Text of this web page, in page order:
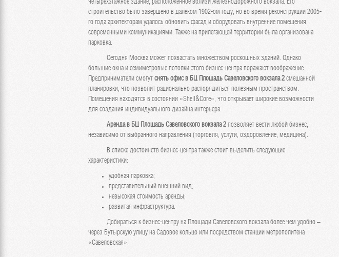
четырехэтажное здание, расположенное вблизи железнодорожного вокзала. Его
строительство было завершено в далеком 1902-ом году, но во время реконструкции 2005-
го года архитекторам удалось обновить фасад и оборудовать внутренние помещения
современными коммуникациями. Также на прилегающей территории была организована
парковка.
Сегодня Москва может похвастать множеством роскошных зданий. Однако
большие окна и семиметровые потолки этого бизнес-центра поражают воображение.
Предприниматели смогут снять офис в БЦ Площадь Савеловского вокзала 2 смешанной
планировки, что позволит рационально распорядиться полезным пространством.
Помещения находятся в состоянии «Shell&Core», что открывает широкие возможности
для создания индивидуального дизайна интерьера.
Аренда в БЦ Площадь Савеловского вокзала 2 позволяет вести любой бизнес,
независимо от выбранного направления (торговля, услуги, оздоровление, медицина).
В списке достоинств бизнес-центра также стоит выделить следующие
характеристики:
удобная парковка;
представительный внешний вид;
невысокая стоимость аренды;
развитая инфраструктура.
Добираться к бизнес-центру на Площади Савеловского вокзала более чем удобно –
через Бутырскую улицу на Садовое кольцо или посредством станции метрополитена
«Савеловская».